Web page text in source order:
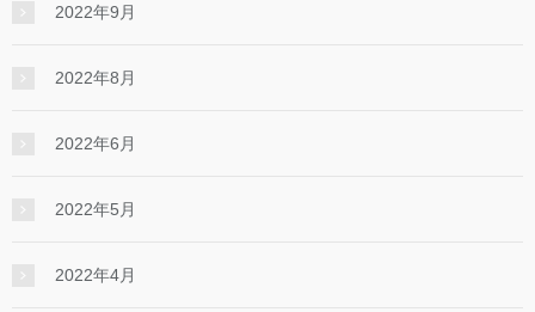
2022年9月
2022年8月
2022年6月
2022年5月
2022年4月